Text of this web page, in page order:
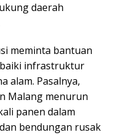
daerah
meminta bantuan
infrastruktur
alam. Pasalnya,
Malang menurun
panen dalam
bendungan rusak